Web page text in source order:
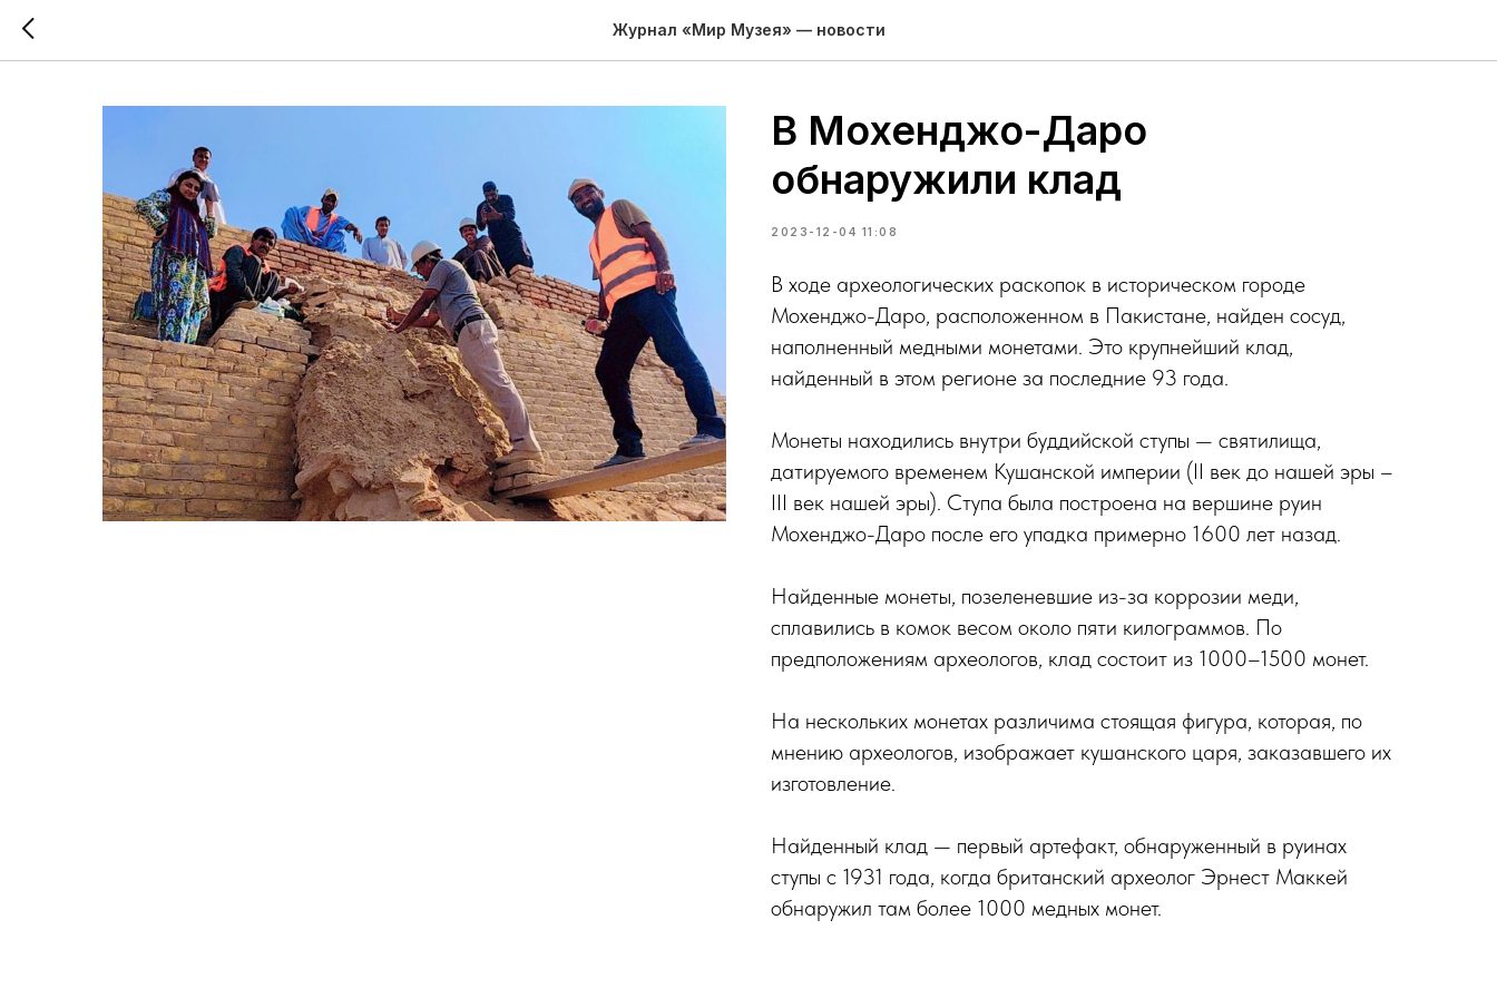
Журнал «Мир Музея» — новости
В Мохенджо-Даро
обнаружили клад
2023-12-04 11:08
В ходе археологических раскопок в историческом городе
Мохенджо-Даро, расположенном в Пакистане, найден сосуд,
наполненный медными монетами. Это крупнейший клад,
найденный в этом регионе за последние 93 года.
Монеты находились внутри буддийской ступы — святилища,
датируемого временем Кушанской империи (II век до нашей эры –
III век нашей эры). Ступа была построена на вершине руин
Мохенджо-Даро после его упадка примерно 1600 лет назад.
Найденные монеты, позеленевшие из-за коррозии меди,
сплавились в комок весом около пяти килограммов. По
предположениям археологов, клад состоит из 1000–1500 монет.
На нескольких монетах различима стоящая фигура, которая, по
мнению археологов, изображает кушанского царя, заказавшего их
изготовление.
Найденный клад — первый артефакт, обнаруженный в руинах
ступы с 1931 года, когда британский археолог Эрнест Маккей
обнаружил там более 1000 медных монет.